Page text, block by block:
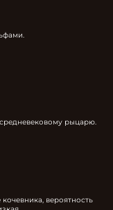
рыцарю.
вероятность